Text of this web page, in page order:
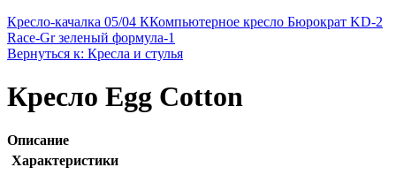
Кресло-качалка 05/04 ККомпьютерное кресло Бюрократ KD-2
Race-Gr зеленый формула-1
Вернуться к: Кресла и стулья
Кресло Egg Cotton
Описание
Характеристики